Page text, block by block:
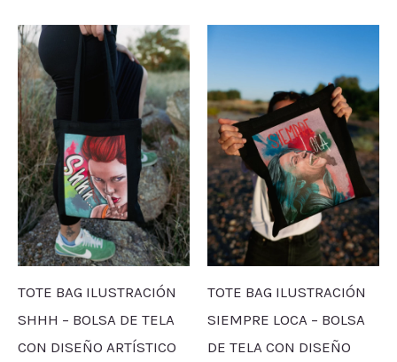
TOTE BAG ILUSTRACIÓN
SHHH – BOLSA DE TELA
CON DISEÑO ARTÍSTICO
TOTE BAG ILUSTRACIÓN
SIEMPRE LOCA – BOLSA
DE TELA CON DISEÑO